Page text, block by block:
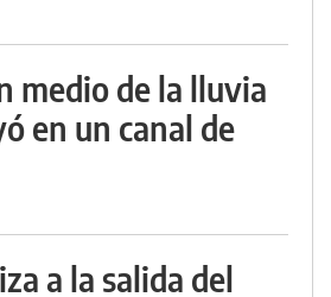
medio de la lluvia
en un canal de
a la salida del